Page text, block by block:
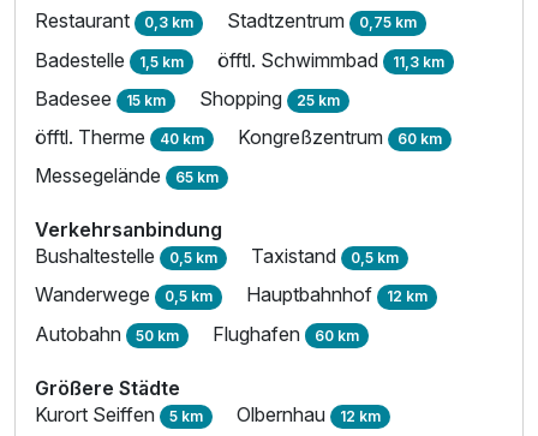
Restaurant 0,3 km Stadtzentrum 0,75 km
Badestelle 1,5 km öfftl. Schwimmbad 11,3 km
Badesee 15 km Shopping 25 km
öfftl. Therme 40 km Kongreßzentrum 60 km
Messegelände 65 km
Verkehrsanbindung
Bushaltestelle 0,5 km Taxistand 0,5 km
Wanderwege 0,5 km Hauptbahnhof 12 km
Autobahn 50 km Flughafen 60 km
Größere Städte
Kurort Seiffen 5 km Olbernhau 12 km